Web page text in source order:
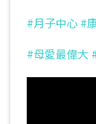
#月子中心 #
#母愛最偉大